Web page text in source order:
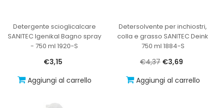
Detergente scioglicalcare
SANITEC Igenikal Bagno spray
- 750 ml 1920-S
€3,15
Aggiungi al carrello
Detersolvente per inchiostri,
colla e grasso SANITEC Deink
750 ml 1884-S
€4,37 €3,69
Aggiungi al carrello